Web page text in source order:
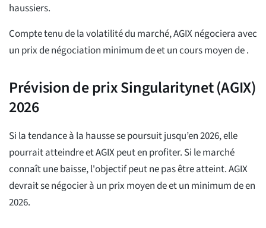
haussiers.
Compte tenu de la volatilité du marché, AGIX négociera avec
un prix de négociation minimum deet un cours moyen de.
Prévision de prix Singularitynet (AGIX)
2026
Si la tendance à la hausse se poursuit jusqu’en 2026, elle
pourrait atteindreet AGIX peut en profiter. Si le marché
connaît une baisse, l'objectif peut ne pas être atteint. AGIX
devrait se négocier à un prix moyen deet un minimum deen
2026.